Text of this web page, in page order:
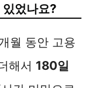
었나요?
월 동안 고용
해서 180일